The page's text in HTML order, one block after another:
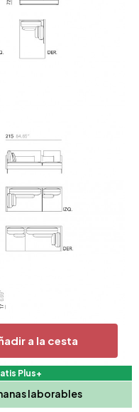
a la cesta
Plus+
laborables